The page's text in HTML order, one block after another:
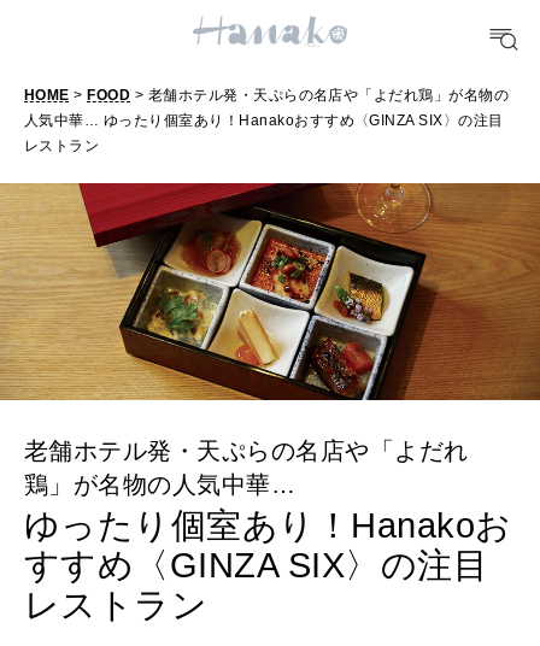
[12星座別] Weekly Holoscope
算命学がわかる今月のあなた
自分にやさしく
LEARN
知る、考える
MAMA
ママもいろいろ
わたしができること
CULTURE
自分を耕す
HOME > FOOD > 老舗ホテル発・天ぷらの名店や「よだれ鶏」が名物の
人気中華… ゆったり個室あり！Hanakoおすすめ〈GINZA SIX〉の注目
レストラン
老舗ホテル発・天ぷらの名店や「よだれ
鶏」が名物の人気中華…
ゆったり個室あり！Hanakoお
すすめ〈GINZA SIX〉の注目
レストラン